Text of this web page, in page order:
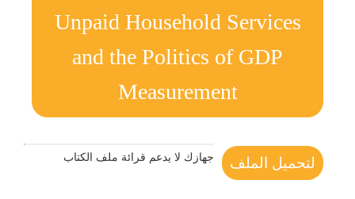
Unpaid Household Services
and the Politics of GDP
Measurement
لتحميل الملف جهازك لا يدعم قرائة ملف الكتاب